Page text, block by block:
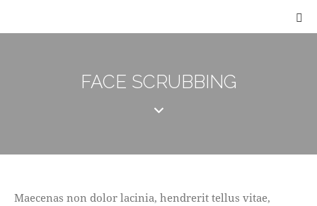
FACE SCRUBBING
Maecenas non dolor lacinia, hendrerit tellus vitae,